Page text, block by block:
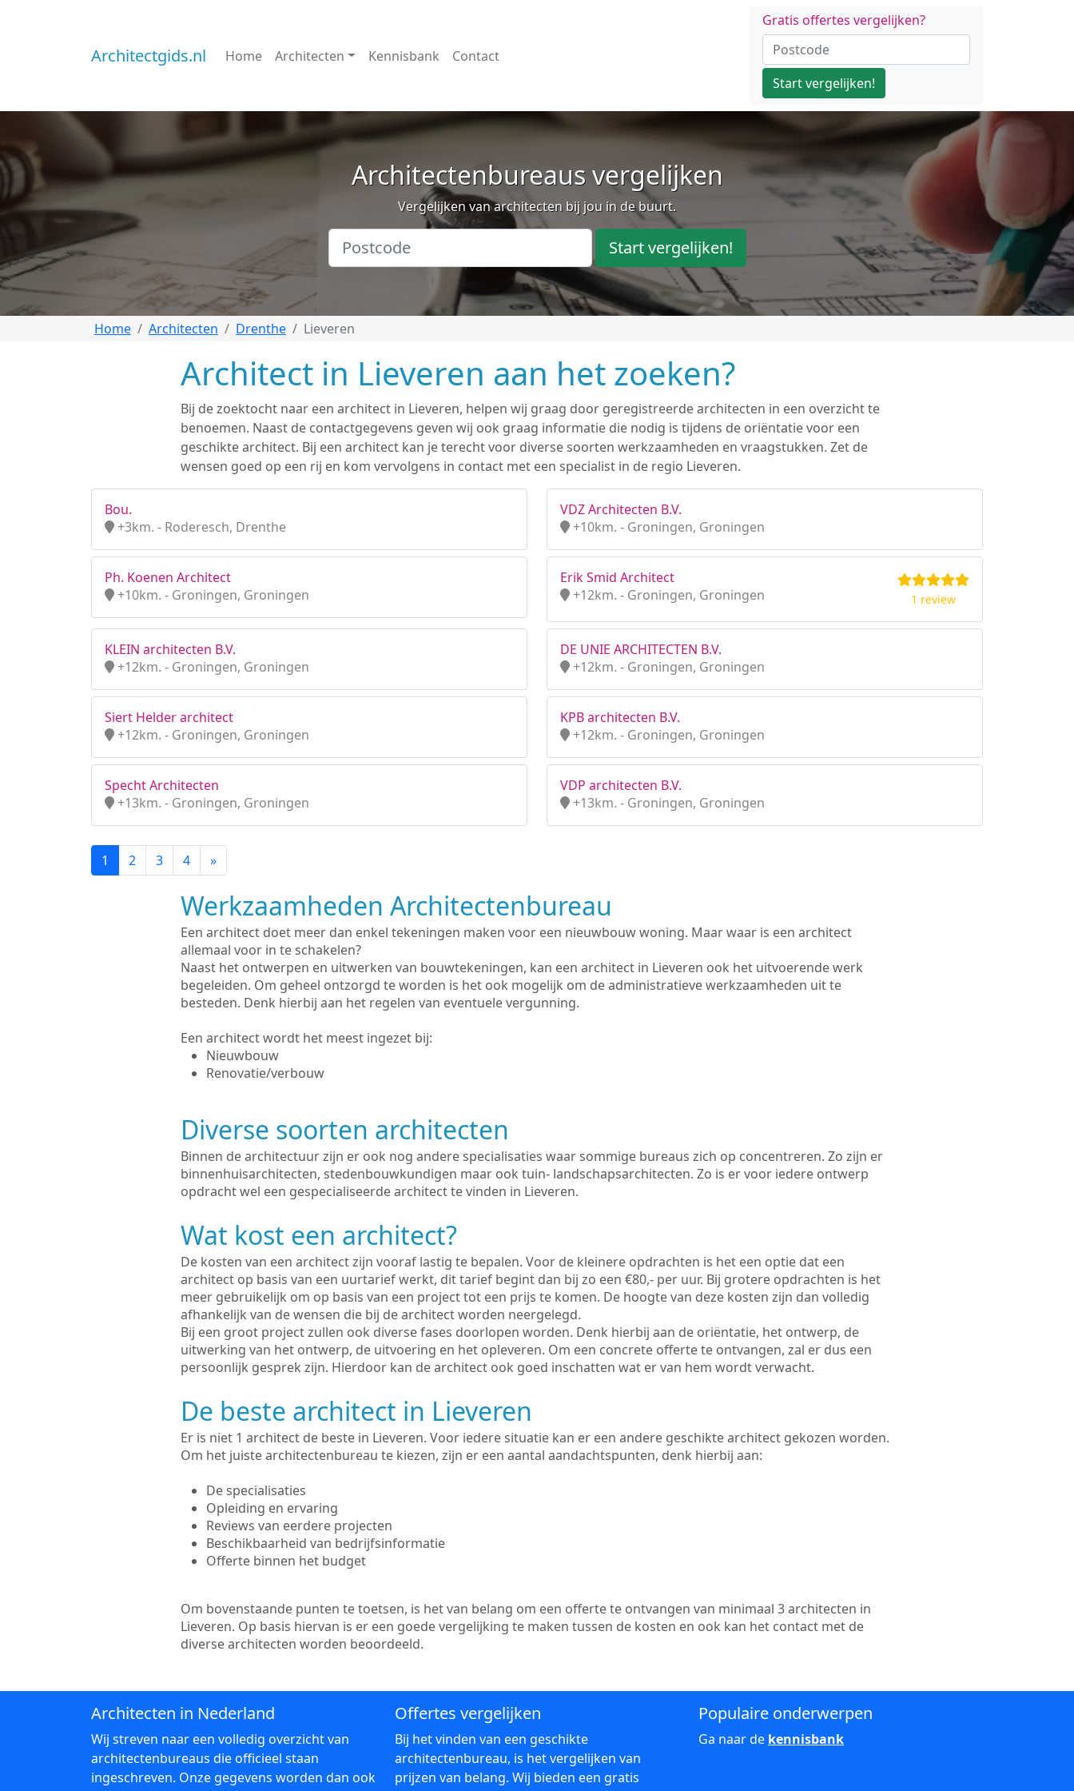
Architectgids.nl Home Architecten Kennisbank Contact
Gratis offertes vergelijken?
Start vergelijken!
Architectenbureaus vergelijken
Vergelijken van architecten bij jou in de buurt.
Start vergelijken!
Home Architecten Drenthe Lieveren
Architect in Lieveren aan het zoeken?
Bij de zoektocht naar een architect in Lieveren, helpen wij graag door geregistreerde architecten in een overzicht te
benoemen. Naast de contactgegevens geven wij ook graag informatie die nodig is tijdens de oriëntatie voor een
geschikte architect. Bij een architect kan je terecht voor diverse soorten werkzaamheden en vraagstukken. Zet de
wensen goed op een rij en kom vervolgens in contact met een specialist in de regio Lieveren.
Bou.
+3km. - Roderesch, Drenthe
VDZ Architecten B.V.
+10km. - Groningen, Groningen
Ph. Koenen Architect
+10km. - Groningen, Groningen
Erik Smid Architect
+12km. - Groningen, Groningen
1 review
KLEIN architecten B.V.
+12km. - Groningen, Groningen
DE UNIE ARCHITECTEN B.V.
+12km. - Groningen, Groningen
Siert Helder architect
+12km. - Groningen, Groningen
KPB architecten B.V.
+12km. - Groningen, Groningen
Specht Architecten
+13km. - Groningen, Groningen
VDP architecten B.V.
+13km. - Groningen, Groningen
1 2 3 4 »
Werkzaamheden Architectenbureau
Een architect doet meer dan enkel tekeningen maken voor een nieuwbouw woning. Maar waar is een architect
allemaal voor in te schakelen?
Naast het ontwerpen en uitwerken van bouwtekeningen, kan een architect in Lieveren ook het uitvoerende werk
begeleiden. Om geheel ontzorgd te worden is het ook mogelijk om de administratieve werkzaamheden uit te
besteden. Denk hierbij aan het regelen van eventuele vergunning.
Een architect wordt het meest ingezet bij:
Nieuwbouw
Renovatie/verbouw
Diverse soorten architecten
Binnen de architectuur zijn er ook nog andere specialisaties waar sommige bureaus zich op concentreren. Zo zijn er
binnenhuisarchitecten, stedenbouwkundigen maar ook tuin- landschapsarchitecten. Zo is er voor iedere ontwerp
opdracht wel een gespecialiseerde architect te vinden in Lieveren.
Wat kost een architect?
De kosten van een architect zijn vooraf lastig te bepalen. Voor de kleinere opdrachten is het een optie dat een
architect op basis van een uurtarief werkt, dit tarief begint dan bij zo een €80,- per uur. Bij grotere opdrachten is het
meer gebruikelijk om op basis van een project tot een prijs te komen. De hoogte van deze kosten zijn dan volledig
afhankelijk van de wensen die bij de architect worden neergelegd.
Bij een groot project zullen ook diverse fases doorlopen worden. Denk hierbij aan de oriëntatie, het ontwerp, de
uitwerking van het ontwerp, de uitvoering en het opleveren. Om een concrete offerte te ontvangen, zal er dus een
persoonlijk gesprek zijn. Hierdoor kan de architect ook goed inschatten wat er van hem wordt verwacht.
De beste architect in Lieveren
Er is niet 1 architect de beste in Lieveren. Voor iedere situatie kan er een andere geschikte architect gekozen worden.
Om het juiste architectenbureau te kiezen, zijn er een aantal aandachtspunten, denk hierbij aan:
De specialisaties
Opleiding en ervaring
Reviews van eerdere projecten
Beschikbaarheid van bedrijfsinformatie
Offerte binnen het budget
Om bovenstaande punten te toetsen, is het van belang om een offerte te ontvangen van minimaal 3 architecten in
Lieveren. Op basis hiervan is er een goede vergelijking te maken tussen de kosten en ook kan het contact met de
diverse architecten worden beoordeeld.
Architecten in Nederland
Wij streven naar een volledig overzicht van
architectenbureaus die officieel staan
ingeschreven. Onze gegevens worden dan ook
Offertes vergelijken
Bij het vinden van een geschikte
architectenbureau, is het vergelijken van
prijzen van belang. Wij bieden een gratis
Populaire onderwerpen
Ga naar de kennisbank